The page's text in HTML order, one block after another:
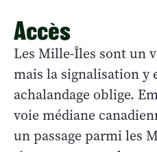
Accès
Les Mille-Îles sont un
mais la signalisation y
achalandage oblige.
voie médiane
un passage parmi les